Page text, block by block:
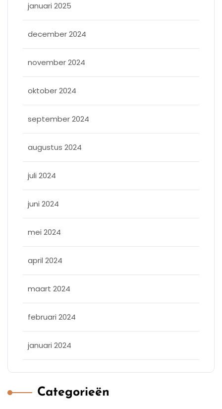
januari 2025
december 2024
november 2024
oktober 2024
september 2024
augustus 2024
juli 2024
juni 2024
mei 2024
april 2024
maart 2024
februari 2024
januari 2024
Categorieën